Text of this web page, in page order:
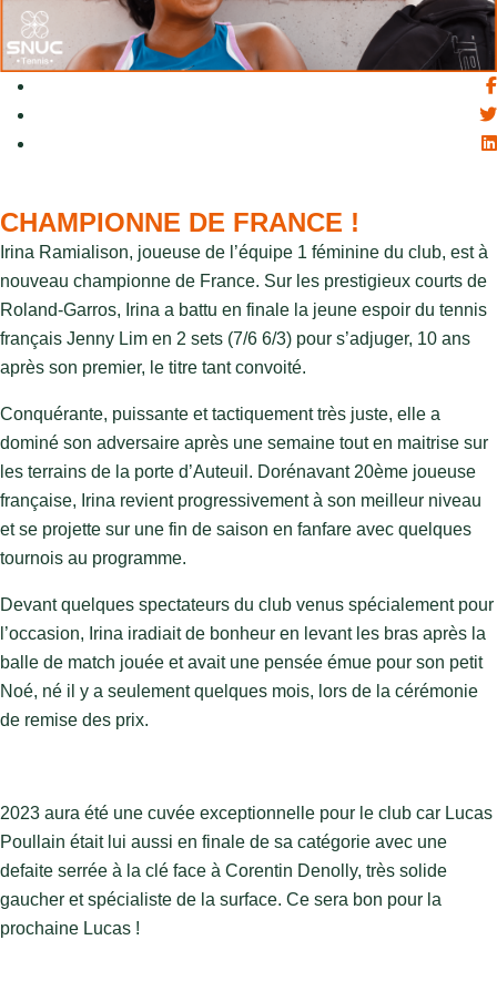
CHAMPIONNE DE FRANCE !
Irina Ramialison, joueuse de l’équipe 1 féminine du club, est à
nouveau championne de France. Sur les prestigieux courts de
Roland-Garros, Irina a battu en finale la jeune espoir du tennis
français Jenny Lim en 2 sets (7/6 6/3) pour s’adjuger, 10 ans
après son premier, le titre tant convoité.
Conquérante, puissante et tactiquement très juste, elle a
dominé son adversaire après une semaine tout en maitrise sur
les terrains de la porte d’Auteuil. Dorénavant 20ème joueuse
française, Irina revient progressivement à son meilleur niveau
et se projette sur une fin de saison en fanfare avec quelques
tournois au programme.
Devant quelques spectateurs du club venus spécialement pour
l’occasion, Irina iradiait de bonheur en levant les bras après la
balle de match jouée et avait une pensée émue pour son petit
Noé, né il y a seulement quelques mois, lors de la cérémonie
de remise des prix.
2023 aura été une cuvée exceptionnelle pour le club car Lucas
Poullain était lui aussi en finale de sa catégorie avec une
defaite serrée à la clé face à Corentin Denolly, très solide
gaucher et spécialiste de la surface. Ce sera bon pour la
prochaine Lucas !